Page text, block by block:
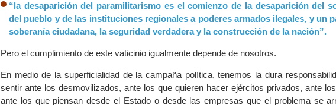
“la desaparición del paramilitarismo es el comienzo de la desaparición del
del pueblo y de las instituciones regionales a poderes armados ilegales, y un
soberanía ciudadana, la seguridad verdadera y la construcción de la nación”.
Pero el cumplimiento de este vaticinio igualmente depende de nosotros.
En medio de la superficialidad de la campaña política, tenemos la dura
sentir ante los desmovilizados, ante los que quieren hacer ejércitos privados, ante
ante los que piensan desde el Estado o desde las empresas que el problema se